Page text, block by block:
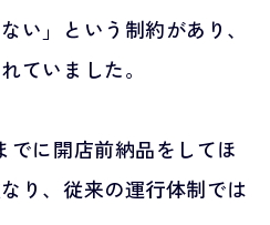
い」という制約があり、
ていました。
でに開店前納品をしてほ
り、従来の運行体制では